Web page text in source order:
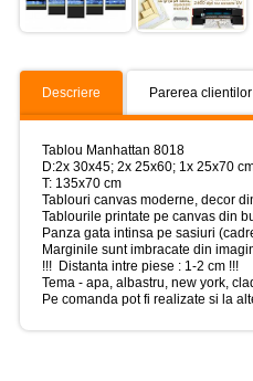
Descriere Parerea clientilor
Tablou Manhattan 8018
D:2x 30x45; 2x 25x60; 1x 25x70
T: 135x70 cm
Tablouri canvas moderne, decor
Tablourile printate pe canvas din
Panza gata intinsa pe sasiuri
Marginile sunt imbracate din
!!! Distanta intre piese : 1-2 cm !!!
Tema - apa, albastru, new york,
Pe comanda pot fi realizate si la